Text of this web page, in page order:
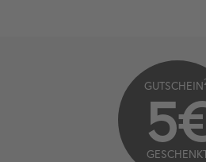
GUTSCHEIN